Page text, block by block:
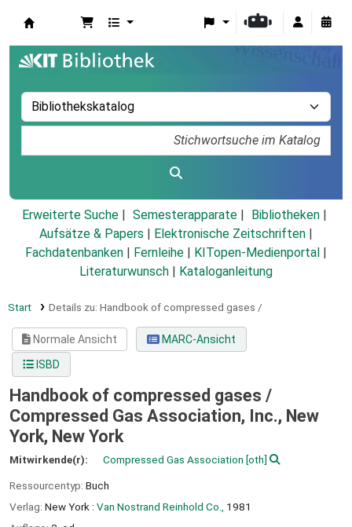
Erweiterte Suche Semesterapparate
Bibliotheken
Aufsätze & Papers
Elektronische Zeitschriften
Fachdatenbanken
Fernleihe KITopen-Medienportal
Literaturwunsch
Kataloganleitung
Start Details zu: Handbook of compressed gases /
Normale Ansicht
MARC-Ansicht
ISBD
Handbook of compressed gases /
Compressed Gas Association, Inc., New
York, New York
Mitwirkende(r): Compressed Gas Association [oth]
Ressourcentyp: Buch
Verlag: New York : Van Nostrand Reinhold Co.,
1981